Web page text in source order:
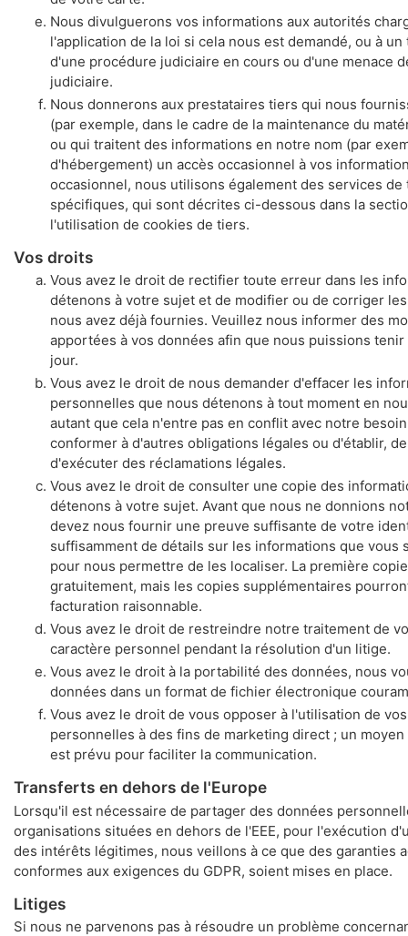
Nous divulguerons vos informations aux autorités
l'application de la loi si cela nous est demandé, ou à
d'une procédure judiciaire en cours ou d'une menace
judiciaire.
Nous donnerons aux prestataires tiers qui nous
(par exemple, dans le cadre de la maintenance du
ou qui traitent des informations en notre nom (par
d'hébergement) un accès occasionnel à vos
occasionnel, nous utilisons également des services de
spécifiques, qui sont décrites ci-dessous dans la
l'utilisation de cookies de tiers.
Vos droits
Vous avez le droit de rectifier toute erreur dans les
détenons à votre sujet et de modifier ou de corriger
nous avez déjà fournies. Veuillez nous informer des
apportées à vos données afin que nous puissions
jour.
Vous avez le droit de nous demander d'effacer les
personnelles que nous détenons à tout moment en
autant que cela n'entre pas en conflit avec notre
conformer à d'autres obligations légales ou d'établir,
d'exécuter des réclamations légales.
Vous avez le droit de consulter une copie des
détenons à votre sujet. Avant que nous ne donnions
devez nous fournir une preuve suffisante de votre
suffisamment de détails sur les informations que vous
pour nous permettre de les localiser. La première
gratuitement, mais les copies supplémentaires
facturation raisonnable.
Vous avez le droit de restreindre notre traitement de
caractère personnel pendant la résolution d'un litige.
Vous avez le droit à la portabilité des données, nous
données dans un format de fichier électronique
Vous avez le droit de vous opposer à l'utilisation de
personnelles à des fins de marketing direct ; un
est prévu pour faciliter la communication.
Transferts en dehors de l'Europe
Lorsqu'il est nécessaire de partager des données
organisations situées en dehors de l'EEE, pour l'exécution
des intérêts légitimes, nous veillons à ce que des garanties
conformes aux exigences du GDPR, soient mises en place.
Litiges
Si nous ne parvenons pas à résoudre un problème